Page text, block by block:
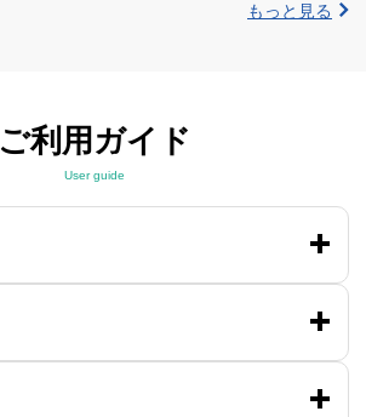
もっと見る
ご利用ガイド
User guide